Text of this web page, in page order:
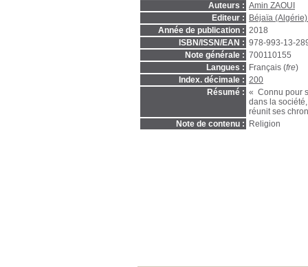
Auteurs : Amin ZAOUI
Editeur :
Béjaïa (Algérie)
Année de publication : 2018
ISBN/ISSN/EAN : 978-993-13-
Note générale : 700110155
Langues :
Français (fre)
Index. décimale : 200
Résumé : « Connu pour
dans la
réunit ses
Note de contenu :
Religion